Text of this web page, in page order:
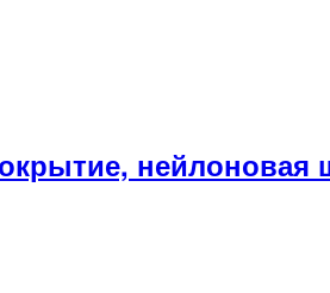
нейлоновая